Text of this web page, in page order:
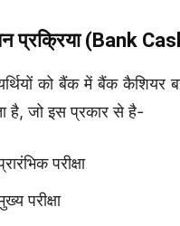
प्रक्रिया (Bank
को बैंक में बैंक कैशियर
है, जो इस प्रकार से है-
परीक्षा
परीक्षा